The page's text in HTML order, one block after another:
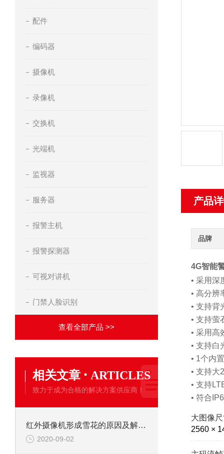
配件
编码器
摄像机
录像机
交换机
光端机
监视器
服务器
报警主机
报警探测器
可视对讲机
门禁人脸识别
查看全部产品 >>
相关文章 · ARTICLES
致力于成为合格的解决方案供应商！
红外摄像机形成雪花的原因及解决办法
2020-09-02
产品
品牌
4G智能
• 采用深
• 高分辨
• 支持背
• 支持萤
• 采用高
• 支持白
• 1个内
• 支持大
• 支持
• 符合
大图像
2560 ×